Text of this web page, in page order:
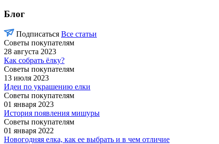
Блог
Подписаться Все статьи
Советы покупателям
28 августа 2023
Как собрать ёлку?
Советы покупателям
13 июля 2023
Идеи по украшению елки
Советы покупателям
01 января 2023
История появления мишуры
Советы покупателям
01 января 2022
Новогодняя елка, как ее выбрать и в чем отличие